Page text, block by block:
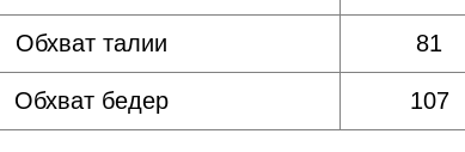
Обхват талии 81
Обхват бедер 107